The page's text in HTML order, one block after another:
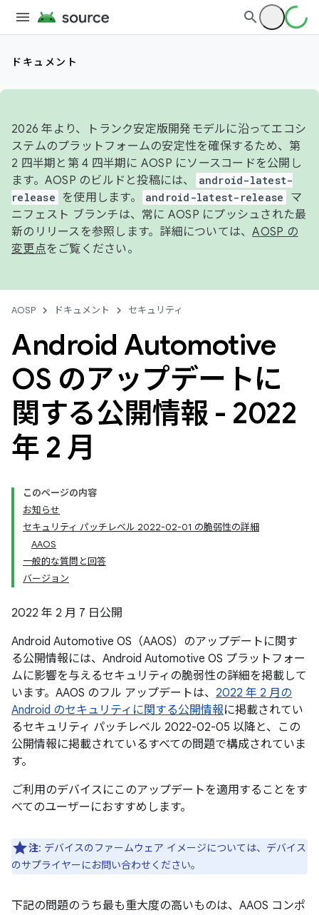
ドキュメント
2026 年より、トランク安定版開発モデルに沿ってエコシ
ステムのプラットフォームの安定性を確保するため、第
2 四半期と第 4 四半期に AOSP にソースコードを公開し
ます。AOSP のビルドと投稿には、
android-latest-
release
を使用します。 android-latest-release
マ
ニフェスト ブランチは、常に AOSP にプッシュされた最
新のリリースを参照します。詳細については、AOSP の
変更点をご覧ください。
AOSP ドキュメント セキュリティ
Android Automotive
OS のアップデートに
関する公開情報 - 2022
年 2 月
このページの内容
お知らせ
セキュリティ パッチレベル 2022-02-01 の脆弱性の詳細
AAOS
一般的な質問と回答
バージョン
2022 年 2 月 7 日公開
Android Automotive OS（AAOS）のアップデートに関す
る公開情報には、Android Automotive OS プラットフォー
ムに影響を与えるセキュリティの脆弱性の詳細を掲載して
います。AAOS のフル アップデートは、 2022 年 2 月の
Android のセキュリティに関する公開情報に掲載されてい
るセキュリティ パッチレベル 2022-02-05 以降と、この
公開情報に掲載されているすべての問題で構成されていま
す。
ご利用のデバイスにこのアップデートを適用することをす
べてのユーザーにおすすめします。
注: デバイスのファームウェア イメージについては、デバイス
のサプライヤーにお問い合わせください。
下記の問題のうち最も重大度の高いものは、AAOS コンポ